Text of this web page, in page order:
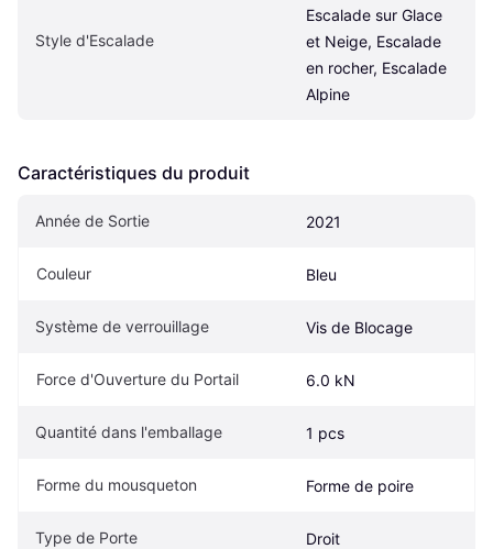
Style d'Escalade
Escalade sur Glace
et Neige, Escalade
en rocher, Escalade
Alpine
Caractéristiques du produit
Année de Sortie 2021
Couleur Bleu
Système de verrouillage Vis de Blocage
Force d'Ouverture du Portail 6.0 kN
Quantité dans l'emballage 1 pcs
Forme du mousqueton Forme de poire
Type de Porte Droit